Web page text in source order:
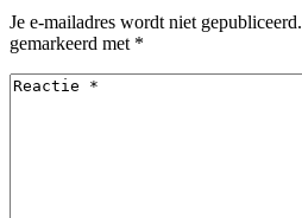
Je e-mailadres wordt niet gepubliceerd.
gemarkeerd met *